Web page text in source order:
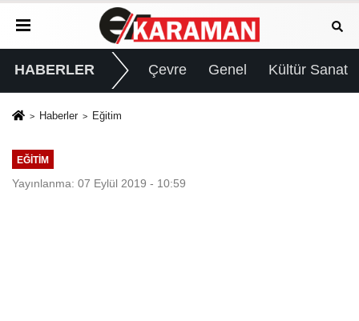
HABERLER Çevre Genel Kültür Sanat
Haberler Eğitim
EĞITIM
Yayınlanma: 07 Eylül 2019 - 10:59